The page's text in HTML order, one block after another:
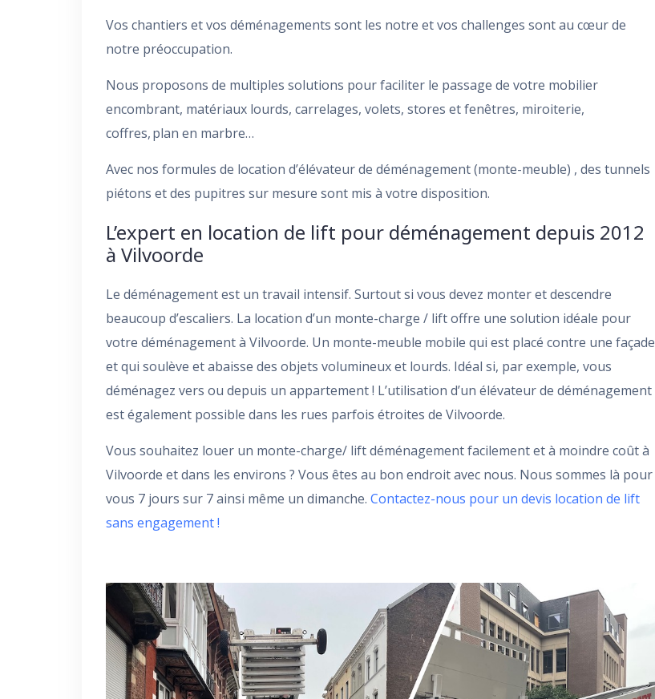
Vos chantiers et vos déménagements sont les notre et vos challenges sont au cœur de
notre préoccupation.
Nous proposons de multiples solutions pour faciliter le passage de votre mobilier
encombrant, matériaux lourds, carrelages, volets, stores et fenêtres, miroiterie,
coffres, plan en marbre…
Avec nos formules de location d’élévateur de déménagement (monte-meuble) , des tunnels
piétons et des pupitres sur mesure sont mis à votre disposition.
L’expert en location de lift pour déménagement depuis 2012
à Vilvoorde
Le déménagement est un travail intensif. Surtout si vous devez monter et descendre
beaucoup d’escaliers. La location d’un monte-charge / lift offre une solution idéale pour
votre déménagement à Vilvoorde. Un monte-meuble mobile qui est placé contre une façade
et qui soulève et abaisse des objets volumineux et lourds. Idéal si, par exemple, vous
déménagez vers ou depuis un appartement ! L’utilisation d’un élévateur de déménagement
est également possible dans les rues parfois étroites de Vilvoorde.
Vous souhaitez louer un monte-charge/ lift déménagement facilement et à moindre coût à
Vilvoorde et dans les environs ? Vous êtes au bon endroit avec nous. Nous sommes là pour
vous 7 jours sur 7 ainsi même un dimanche. Contactez-nous pour un devis location de lift
sans engagement !